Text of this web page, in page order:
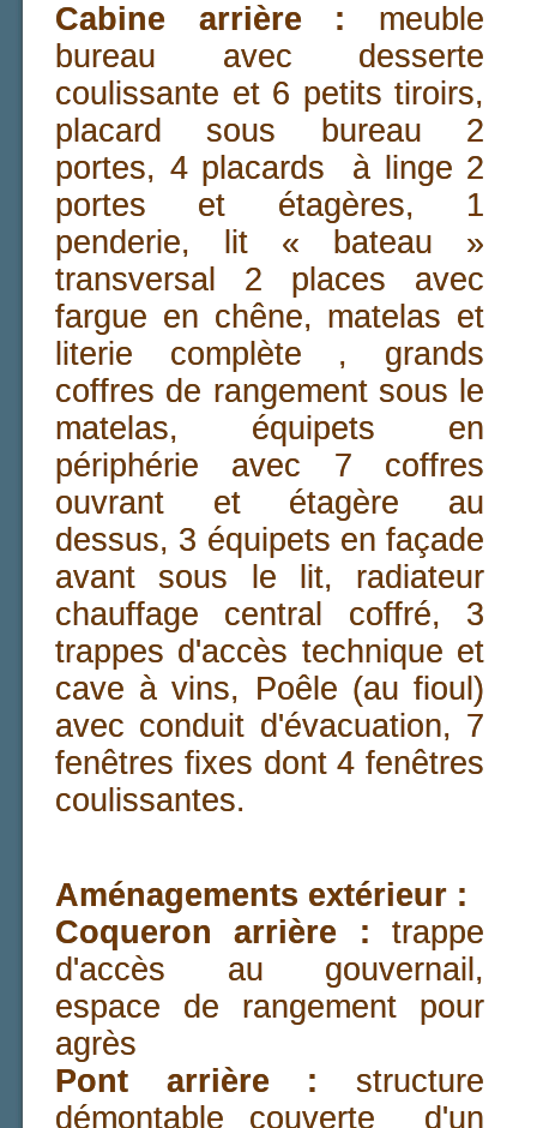
Cabine arrière : meuble
bureau avec desserte
coulissante et 6 petits tiroirs,
placard sous bureau 2
portes, 4 placards à linge 2
portes et étagères, 1
penderie, lit « bateau »
transversal 2 places avec
fargue en chêne, matelas et
literie complète , grands
coffres de rangement sous le
matelas, équipets en
périphérie avec 7 coffres
ouvrant et étagère au
dessus, 3 équipets en façade
avant sous le lit, radiateur
chauffage central coffré, 3
trappes d'accès technique et
cave à vins, Poêle (au fioul)
avec conduit d'évacuation, 7
fenêtres fixes dont 4 fenêtres
coulissantes.
Aménagements extérieur :
Coqueron arrière : trappe
d'accès au gouvernail,
espace de rangement pour
agrès
Pont arrière : structure
démontable couverte d'un